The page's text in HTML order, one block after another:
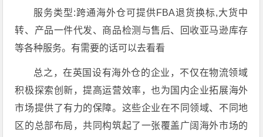
服务类型:跨通海外仓可提供FBA退货换标,大货中
转、产品一件代发、商品检测与售后、回收亚马逊库存
等各种服务。有需要的话可以去看看
总之，在英国设有海外仓的企业，不仅在物流领域
积极探索创新，提高运营效率，也为国内企业拓展海外
市场提供了有力的保障。这些企业在不同领域、不同地
区的总部布局，共同构筑起了一张覆盖广阔海外市场的